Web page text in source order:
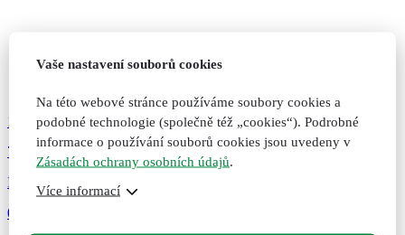
1 099Kč
73
Intenzivní HUBNOUCÍ BALÍČEK Dr. Popova
0 hodnocení
Vaše nastavení souborů cookies
Na této webové stránce používáme soubory cookies a
podobné technologie (společně též „cookies“). Podrobné
informace o používání souborů cookies jsou uvedeny v
Zásadách ochrany osobních údajů
Více informací